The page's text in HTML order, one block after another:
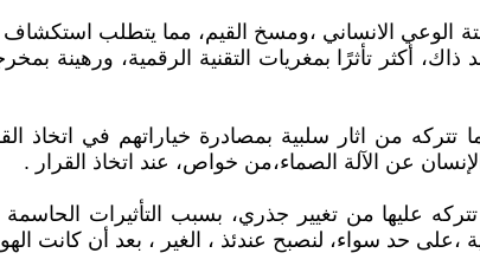
الوعي الانساني ،ومسخ القيم، مما يتطلب استكشاف
أكثر تأثرًا بمغريات التقنية الرقمية، ورهينة
تتركه من اثار سلبية بمصادرة خياراتهم في اتخاذ
عن الآلة الصماء،من خواص، عند اتخاذ القرار .
عليها من تغيير جذري، بسبب التأثيرات
،على حد سواء، لنصبح عندئذ ، الغير ، بعد أن كانت